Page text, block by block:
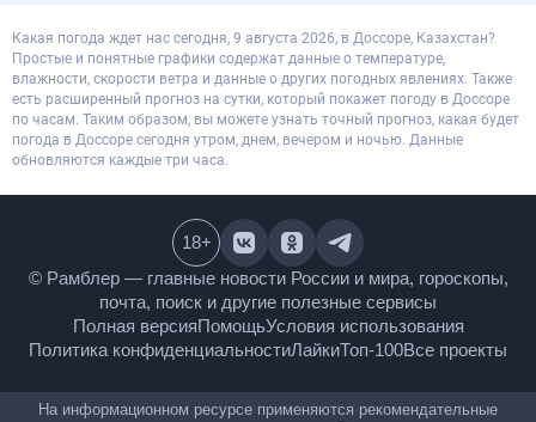
Какая погода ждет нас сегодня, 9 августа 2026, в Доссоре, Казахстан?
Простые и понятные графики содержат данные о температуре,
влажности, скорости ветра и данные о других погодных явлениях. Также
есть расширенный прогноз на сутки, который покажет погоду в Доссоре
по часам. Таким образом, вы можете узнать точный прогноз, какая будет
погода в Доссоре сегодня утром, днем, вечером и ночью. Данные
обновляются каждые три часа.
© Рамблер — главные новости России и мира,
гороскопы, почта, поиск и другие полезные сервисы
Полная версияПомощьУсловия использования
Политика конфиденциальностиЛайкиТоп-100
18+